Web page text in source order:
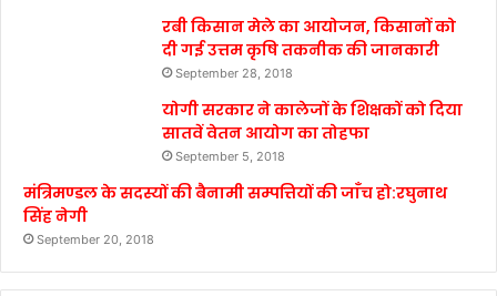
रबी किसान मेले का आयोजन, किसानों को
दी गई उत्तम कृषि तकनीक की जानकारी
September 28, 2018
योगी सरकार ने कालेजों के शिक्षकों को दिया
सातवें वेतन आयोग का तोहफा
September 5, 2018
मंत्रिमण्डल के सदस्यों की बैनामी सम्पत्तियों की जाँच हो:रघुनाथ
सिंह नेगी
September 20, 2018